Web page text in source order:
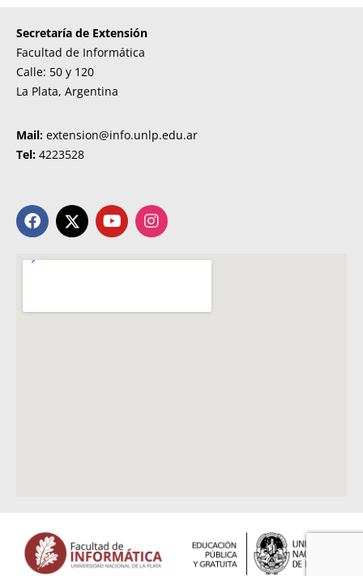
Secretaría de Extensión
Facultad de Informática
Calle: 50 y 120
La Plata, Argentina
Mail: extension@info.unlp.edu.ar
Tel: 4223528